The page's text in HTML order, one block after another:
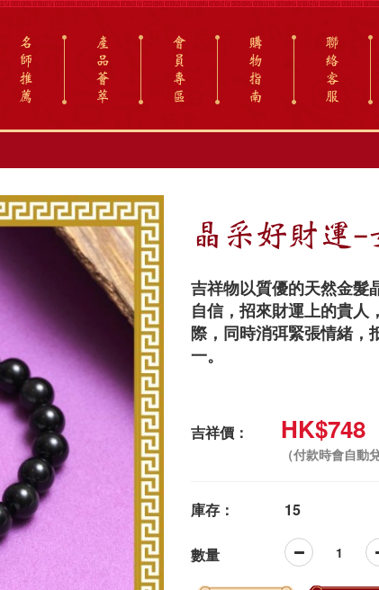
名
師
推
薦
產
品
薈
萃
會
員
專
區
購
物
指
南
聯
絡
客
服
晶采好財運-
吉祥物以質優的天然金髮
自信，招來財運上的貴人
際，同時消弭緊張情緒，
一。
吉祥價： HK$748
（付款時會自
庫存： 15
數量